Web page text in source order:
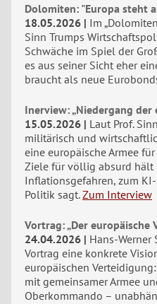
Dolomiten: "Europa steht
18.05.2026
Im
Sinn Trumps
Schwäche im Spiel der
es aus seiner Sicht eher
braucht als neue
Inerview: „Niedergang
15.05.2026
Laut Prof.
militärisch und
eine europäische Armee
Ziele für völlig absurd hält
Inflationsgefahren, zum
Politik sagt. Zum Interview
Vortrag: „Der europäische
24.04.2026
Hans-Werner
Vortrag eine konkrete
europäischen
mit gemeinsamer Armee
Oberkommando –